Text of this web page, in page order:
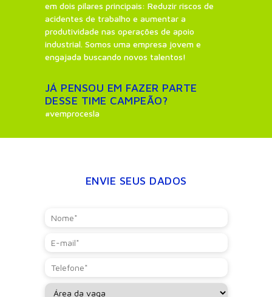
em dois pilares principais: Reduzir riscos de
acidentes de trabalho e aumentar a
produtividade nas operações de apoio
industrial. Somos uma empresa jovem e
engajada buscando novos talentos!
JÁ PENSOU EM FAZER PARTE
DESSE TIME CAMPEÃO?
#vemprocesla
ENVIE SEUS DADOS